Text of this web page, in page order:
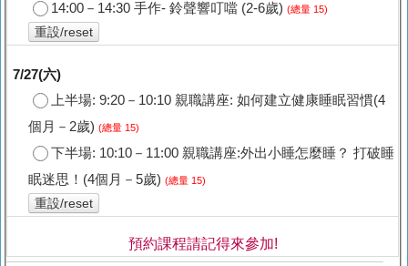
14:00－14:30 手作- 鈴聲響叮噹 (2-6歲) (總量 15)
重設/reset
7/27(六)
上半場: 9:20－10:10 親職講座: 如何建立健康睡眠習慣(4
個月－2歲) (總量 15)
下半場: 10:10－11:00 親職講座:外出小睡怎麼睡？ 打破睡
眠迷思！(4個月－5歲) (總量 15)
重設/reset
預約課程請記得來參加!